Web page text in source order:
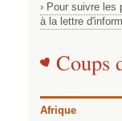
› Pour suivre les
à la lettre
Coups
Afrique